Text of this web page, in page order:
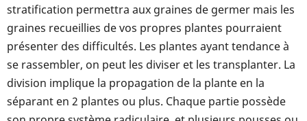
stratification permettra aux graines de germer mais les
graines recueillies de vos propres plantes pourraient
présenter des difficultés. Les plantes ayant tendance à
se rassembler, on peut les diviser et les transplanter. La
division implique la propagation de la plante en la
séparant en 2 plantes ou plus. Chaque partie possède